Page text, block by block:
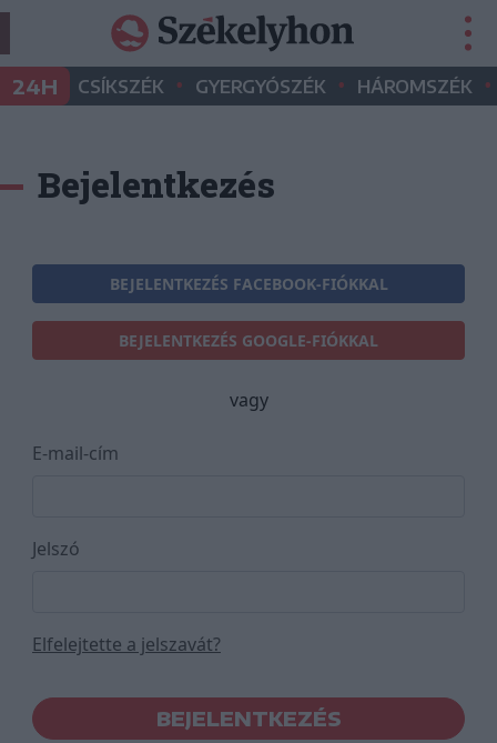
24H CSÍKSZÉK • GYERGYÓSZÉK • HÁROMSZÉK •
Bejelentkezés
BEJELENTKEZÉS FACEBOOK-FIÓKKAL
BEJELENTKEZÉS GOOGLE-FIÓKKAL
vagy
E-mail-cím
Jelszó
Elfelejtette a jelszavát?
BEJELENTKEZÉS